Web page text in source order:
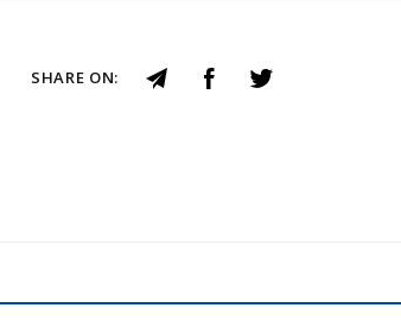
SHARE ON: